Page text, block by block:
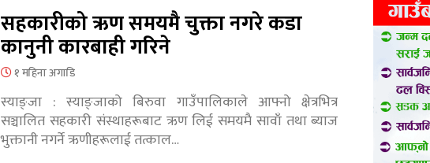
सहकारीको ऋण समयमै चुक्ता नगरे कडा
कानुनी कारबाही गरिने
१ महिना अगाडि
स्याङ्जा : स्याङ्जाको बिरुवा गाउँपालिकाले आफ्नो क्षेत्रभित्र
सञ्चालित सहकारी संस्थाहरूबाट ऋण लिई समयमै सावाँ तथा ब्याज
भुक्तानी नगर्ने ऋणीहरूलाई तत्काल…